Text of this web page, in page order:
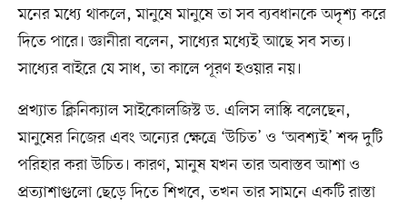
মনের মধ্যে থাকলে, মানুষে মানুষে তা সব ব্যবধানকে অদৃশ্য করে
দিতে পারে। জ্ঞানীরা বলেন, সাধ্যের মধ্যেই আছে সব সত্য।
সাধ্যের বাইরে যে সাধ, তা কালে পূরণ হওয়ার নয়।
প্রখ্যাত ক্লিনিক্যাল সাইকোলজিস্ট ড. এলিস লাস্কি বলেছেন,
মানুষের নিজের এবং অন্যের ক্ষেত্রে ‘উচিত’ ও ‘অবশ্যই’ শব্দ দুটি
পরিহার করা উচিত। কারণ, মানুষ যখন তার অবাস্তব আশা ও
প্রত্যাশাগুলো ছেড়ে দিতে শিখবে, তখন তার সামনে একটি রাস্তা